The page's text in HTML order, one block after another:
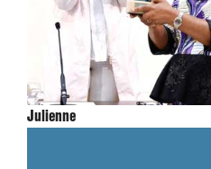
Julienne